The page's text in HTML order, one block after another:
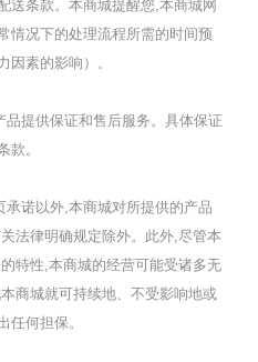
送条款。本商城提醒您,本商城网
情况下的处理流程所需的时间预
因素的影响）。
品提供保证和售后服务。具体保证
款。
承诺以外,本商城对所提供的产品
法律明确规定除外。此外,尽管本
特性,本商城的经营可能受诸多无
商城就可持续地、不受影响地或
任何担保。